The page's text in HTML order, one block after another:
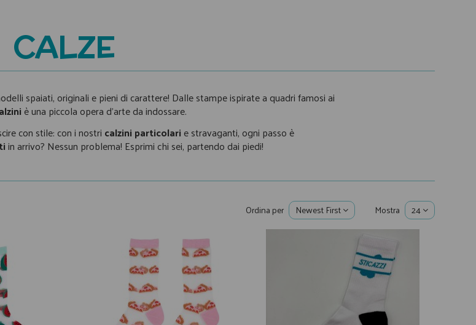
CALZE
spaiati, originali e pieni di carattere! Dalle stampe ispirate a quadri famosi ai
è una piccola opera d’arte da indossare.
con stile: con i nostri calzini particolari e stravaganti, ogni passo è
in arrivo? Nessun problema! Esprimi chi sei, partendo dai piedi!
Ordina per Newest First Mostra 24